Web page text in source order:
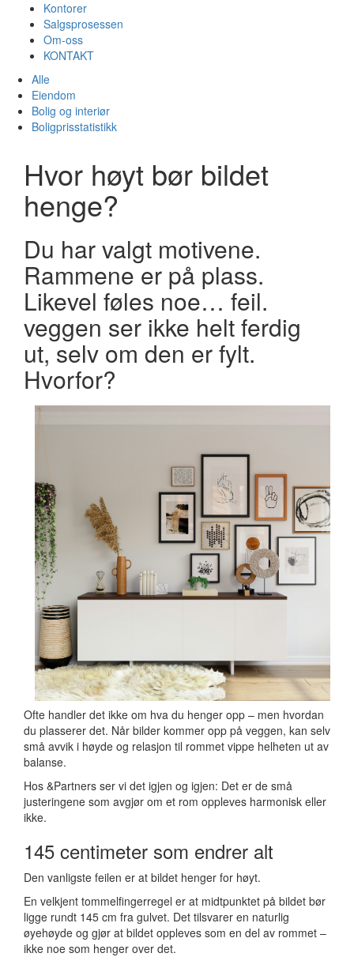
Kontorer
Salgsprosessen
Om-oss
KONTAKT
Alle
Eiendom
Bolig og interiør
Boligprisstatistikk
Hvor høyt bør bildet
henge?
Du har valgt motivene.
Rammene er på plass.
Likevel føles noe… feil.
veggen ser ikke helt ferdig
ut, selv om den er fylt.
Hvorfor?
Ofte handler det ikke om hva du henger opp – men hvordan
du plasserer det. Når bilder kommer opp på veggen, kan selv
små avvik i høyde og relasjon til rommet vippe helheten ut av
balanse.
Hos &Partners ser vi det igjen og igjen: Det er de små
justeringene som avgjør om et rom oppleves harmonisk eller
ikke.
145 centimeter som endrer alt
Den vanligste feilen er at bildet henger for høyt.
En velkjent tommelfingerregel er at midtpunktet på bildet bør
ligge rundt 145 cm fra gulvet. Det tilsvarer en naturlig
øyehøyde og gjør at bildet oppleves som en del av rommet –
ikke noe som henger over det.